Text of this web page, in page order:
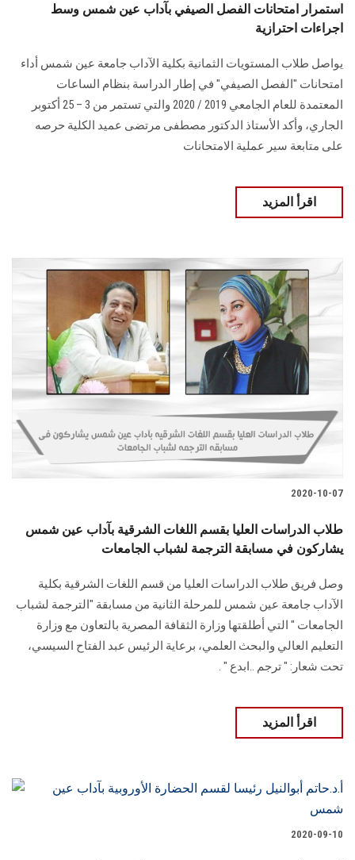
استمرار امتحانات الفصل الصيفي بآداب عين شمس وسط
اجراءات احترازية
يواصل طلاب المستويات الثمانية بكلية الآداب جامعة عين شمس أداء
امتحانات "الفصل الصيفي" في إطار الدراسة بنظام الساعات
المعتمدة للعام الجامعي 2019 / 2020 والتي تستمر من 3 – 25 أكتوبر
الجاري، وأكد الأستاذ الدكتور مصطفى مرتضى عميد الكلية حرصه
على متابعة سير عملية الامتحانات
اقرأ المزيد
2020-10-07
طلاب الدراسات العليا بقسم اللغات الشرقية بآداب عين شمس
يشاركون في مسابقة الترجمة لشباب الجامعات
وصل فريق طلاب الدراسات العليا من قسم اللغات الشرقية بكلية
الآداب جامعة عين شمس للمرحلة الثانية من مسابقة "الترجمة لشباب
الجامعات " التي أطلقتها وزارة الثقافة المصرية بالتعاون مع وزارة
التعليم العالي والبحث العلمي، برعاية الرئيس عبد الفتاح السيسي،
تحت شعار: " ترجم ..ابدع " .
اقرأ المزيد
2020-09-10